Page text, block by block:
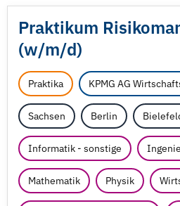
Praktikum
(w/m/d)
Praktika KPMG AG
Sachsen Berlin
Informatik - sonstige
Mathematik Physik